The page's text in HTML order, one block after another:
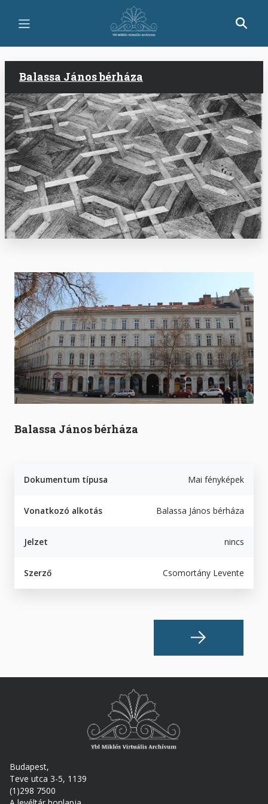
tartalomra
Balassa János bérháza
Balassa János bérháza
Dokumentum típusa Mai fényképek
Vonatkozó alkotás Balassa János bérháza
Jelzet nincs
Szerző Csomortány Levente
Budapest,
Teve utca 3-5, 1139
(1)298 7500